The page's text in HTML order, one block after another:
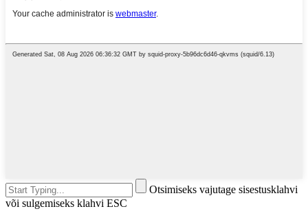
Otsimiseks vajutage sisestusklahvi
või sulgemiseks klahvi ESC